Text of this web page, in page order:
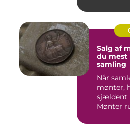
Salg af
du mest
samling
Når
mønter,
sjældent
Mønter